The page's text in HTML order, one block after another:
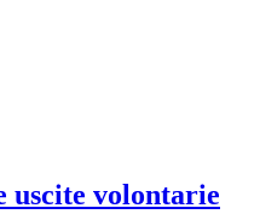
uscite volontarie